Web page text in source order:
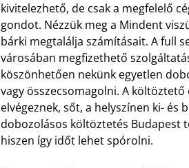
kivitelezhető, de csak a megfelelő
gondot. Nézzük meg a Mindent
bárki megtalálja számításait. A full
városában megfizethető
köszönhetően nekünk egyetlen
vagy összecsomagolni. A
elvégeznek, sőt, a helyszínen ki- és
dobozolásos költöztetés Budapest
hiszen így időt lehet spórolni.